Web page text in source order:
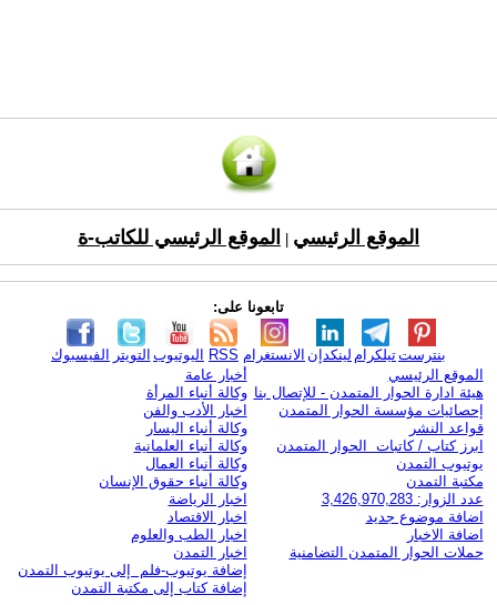
الموقع الرئيسي الموقع الرئيسي للكاتب-ة
تابعونا على:
الفيسبوك التويتر اليوتيوب RSS الانستغرام لينكدإن تيلكرامبنترست
الموقع الرئيسي
هيئة ادارة الحوار المتمدن - للإتصال بنا
إحصائيات مؤسسة الحوار المتمدن
قواعد النشر
ابرز كتاب / كاتبات الحوار المتمدن
يوتيوب التمدن
مكتبة التمدن
عدد الزوار: 3,426,970,283
اضافة موضوع جديد
اضافة الاخبار
حملات الحوار المتمدن التضامنية
أخبار عامة
وكالة أنباء المرأة
اخبار الأدب والفن
وكالة أنباء اليسار
وكالة أنباء العلمانية
وكالة أنباء العمال
وكالة أنباء حقوق الإنسان
اخبار الرياضة
اخبار الاقتصاد
اخبار الطب والعلوم
اخبار التمدن
إضافة يوتيوب-فلم إلى يوتيوب التمدن
إضافة كتاب إلى مكتبة التمدن